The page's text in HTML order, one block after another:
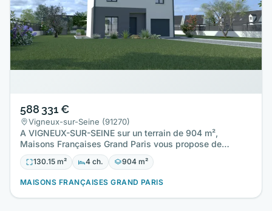
588 331 €
Vigneux-sur-Seine (91270)
A VIGNEUX-SUR-SEINE sur un terrain de 904 m²,
Maisons Françaises Grand Paris vous propose de
réaliser cette maison…
130.15 m² 4 ch. 904 m²
MAISONS FRANÇAISES GRAND PARIS